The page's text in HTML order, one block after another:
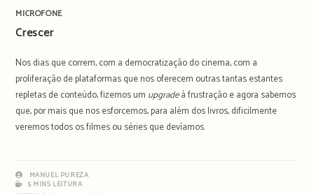
MICROFONE
Crescer
Nos dias que correm, com a democratização do cinema, com a
proliferação de plataformas que nos oferecem outras tantas estantes
repletas de conteúdo, fizemos um upgradeà frustração e agora sabemos
que, por mais que nos esforcemos, para além dos livros, dificilmente
veremos todos os filmes ou séries que devíamos.
MANUEL PUREZA
5 MINS LEITURA